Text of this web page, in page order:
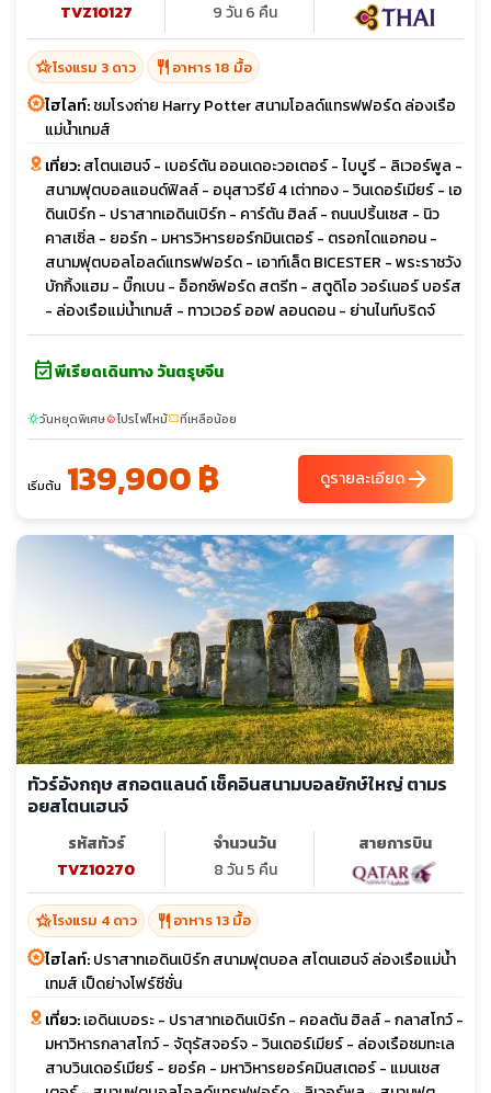
TVZ10127 9 วัน 6 คืน
hotel_classโรงแรม 3 ดาว restaurant อาหาร 18 มื้อ
ไฮไลท์:ชมโรงถ่าย Harry Potter สนามโอลด์แทรฟฟอร์ด ล่องเรือ
แม่น้ำเทมส์
เที่ยว:สโตนเฮนจ์ - เบอร์ตัน ออนเดอะวอเตอร์ - ไบบูรี - ลิเวอร์พูล -
สนามฟุตบอลแอนด์ฟิลล์ - อนุสาวรีย์ 4 เต่าทอง - วินเดอร์เมียร์ - เอ
ดินเบิร์ก - ปราสาทเอดินเบิร์ก - คาร์ตัน ฮิลล์ - ถนนปริ้นเซส - นิว
คาสเซิ่ล - ยอร์ก - มหารวิหารยอร์กมินเตอร์ - ตรอกไดแอกอน -
สนามฟุตบอลโอลด์แทรฟฟอร์ด - เอาท์เล็ต BICESTER - พระราชวัง
บักกิ้งแฮม - บิ๊กเบน - อ็อกซ์ฟอร์ด สตรีท - สตูดิโอ วอร์เนอร์ บอร์ส
- ล่องเรือแม่น้ำเทมส์ - ทาวเวอร์ ออฟ ลอนดอน - ย่านไนท์บริดจ์
event_availableพีเรียดเดินทาง วันตรุษจีน
sunnyวันหยุดพิเศษlocal_fire_departmentโปรไฟไหม้confirmation_numberที่เหลือน้อย
เริ่มต้น 139,900 ฿ ดูรายละเอียดarrow_forward
ทัวร์อังกฤษ สกอตแลนด์ เช็คอินสนามบอลยักษ์ใหญ่ ตามร
อยสโตนเฮนจ์
รหัสทัวร์
TVZ10270
จำนวนวัน
8 วัน 5 คืน
สายการบิน
hotel_classโรงแรม 4 ดาว restaurant อาหาร 13 มื้อ
ไฮไลท์:ปราสาทเอดินเบิร์ก สนามฟุตบอล สโตนเฮนจ์ ล่องเรือแม่น้ำ
เทมส์ เป็ดย่างโฟร์ซีซั่น
เที่ยว:เอดินเบอระ - ปราสาทเอดินเบิร์ก - คอลตัน ฮิลล์ - กลาสโกว์ -
มหาวิหารกลาสโกว์ - จัตุรัสจอร์จ - วินเดอร์เมียร์ - ล่องเรือชมทะเล
สาบวินเดอร์เมียร์ - ยอร์ค - มหาวิหารยอร์คมินสเตอร์ - แมนเชส